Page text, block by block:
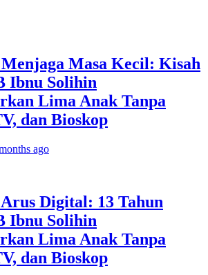
Menjaga Masa Kecil: Kisah
Ibnu Solihin
Lima Anak Tanpa
dan Bioskop
ago
Digital: 13 Tahun
Ibnu Solihin
Lima Anak Tanpa
dan Bioskop